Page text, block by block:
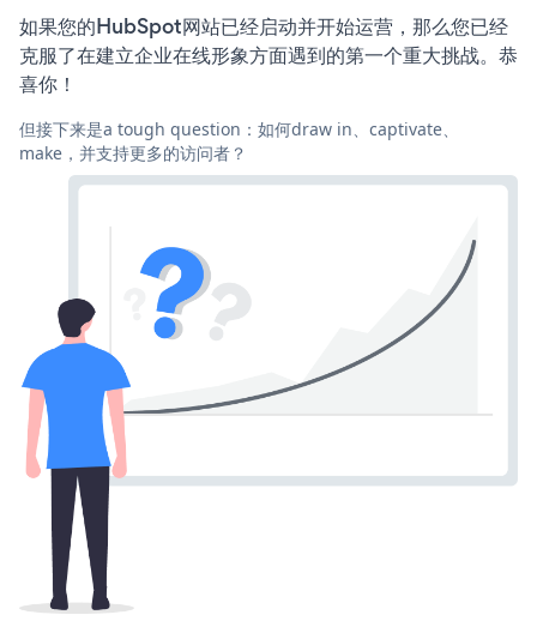
如果您的HubSpot网站已经启动并开始运营，那么您已经
克服了在建立企业在线形象方面遇到的第一个重大挑战。恭
喜你！
但接下来是a tough question：如何draw in、captivate、
make，并支持更多的访问者？